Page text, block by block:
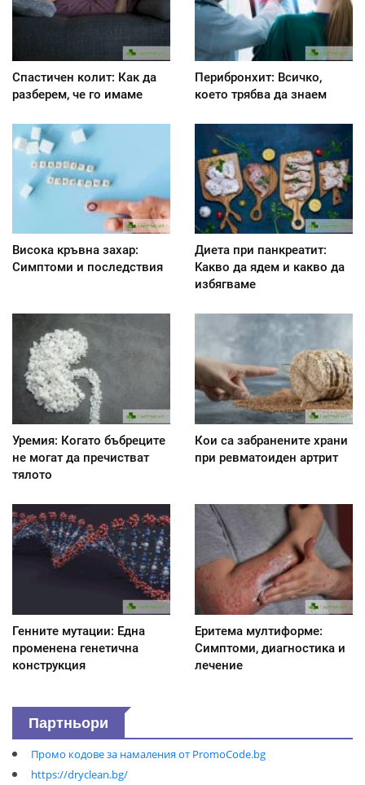
Спастичен колит: Как да
разберем, че го имаме
Перибронхит: Всичко,
което трябва да знаем
Висока кръвна захар:
Симптоми и последствия
Диета при панкреатит:
Kакво да ядем и какво да
избягваме
Уремия: Когато бъбреците
не могат да пречистват
тялото
Кои са забранените храни
при ревматоиден артрит
Генните мутации: Една
променена генетична
конструкция
Еритема мултиформе:
Симптоми, диагностика и
лечение
Партньори
Промо кодове за намаления от PromoCode.bg
https://dryclean.bg/